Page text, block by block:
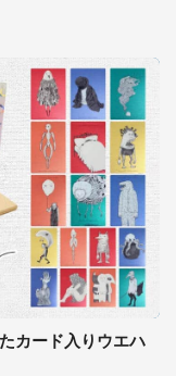
カード入りウエハ